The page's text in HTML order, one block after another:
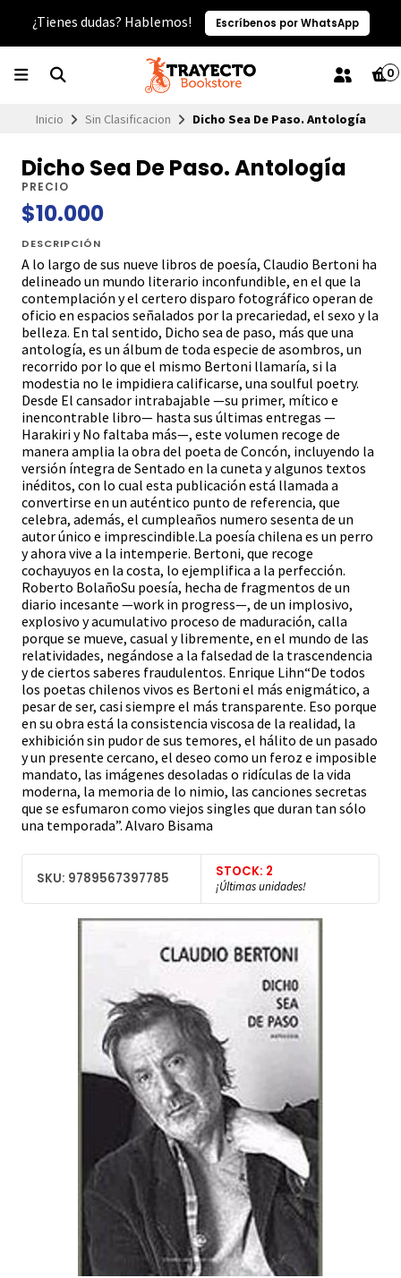
¿Tienes dudas? Hablemos! Escríbenos por WhatsApp
0
Inicio Sin Clasificacion Dicho Sea De Paso. Antología
Dicho Sea De Paso. Antología
PRECIO
$10.000
DESCRIPCIÓN
A lo largo de sus nueve libros de poesía, Claudio Bertoni ha
delineado un mundo literario inconfundible, en el que la
contemplación y el certero disparo fotográfico operan de
oficio en espacios señalados por la precariedad, el sexo y la
belleza. En tal sentido, Dicho sea de paso, más que una
antología, es un álbum de toda especie de asombros, un
recorrido por lo que el mismo Bertoni llamaría, si la
modestia no le impidiera calificarse, una soulful poetry.
Desde El cansador intrabajable —su primer, mítico e
inencontrable libro— hasta sus últimas entregas —
Harakiri y No faltaba más—, este volumen recoge de
manera amplia la obra del poeta de Concón, incluyendo la
versión íntegra de Sentado en la cuneta y algunos textos
inéditos, con lo cual esta publicación está llamada a
convertirse en un auténtico punto de referencia, que
celebra, además, el cumpleaños numero sesenta de un
autor único e imprescindible.La poesía chilena es un perro
y ahora vive a la intemperie. Bertoni, que recoge
cochayuyos en la costa, lo ejemplifica a la perfección.
Roberto BolañoSu poesía, hecha de fragmentos de un
diario incesante —work in progress—, de un implosivo,
explosivo y acumulativo proceso de maduración, calla
porque se mueve, casual y libremente, en el mundo de las
relatividades, negándose a la falsedad de la trascendencia
y de ciertos saberes fraudulentos. Enrique Lihn“De todos
los poetas chilenos vivos es Bertoni el más enigmático, a
pesar de ser, casi siempre el más transparente. Eso porque
en su obra está la consistencia viscosa de la realidad, la
exhibición sin pudor de sus temores, el hálito de un pasado
y un presente cercano, el deseo como un feroz e imposible
mandato, las imágenes desoladas o ridículas de la vida
moderna, la memoria de lo nimio, las canciones secretas
que se esfumaron como viejos singles que duran tan sólo
una temporada”. Alvaro Bisama
SKU: 9789567397785 STOCK: 2
¡Últimas unidades!